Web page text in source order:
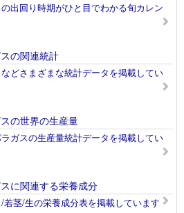
出回り時期がひと目でわかる旬カレン
の関連統計
どさまざまな統計データを掲載してい
の世界の生産量
ガスの生産量統計データを掲載してい
に関連する栄養成分
若茎/生の栄養成分表を掲載しています